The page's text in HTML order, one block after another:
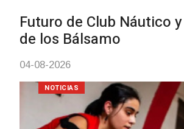
mayores
03-08-2026